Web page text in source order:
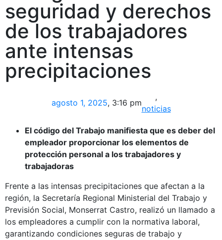
seguridad y derechos
de los trabajadores
ante intensas
precipitaciones
agosto 1, 2025, 3:16 pm
,
noticias
El código del Trabajo manifiesta que es deber del
empleador proporcionar los elementos de
protección personal a los trabajadores y
trabajadoras
Frente a las intensas precipitaciones que afectan a la
región, la Secretaría Regional Ministerial del Trabajo y
Previsión Social, Monserrat Castro, realizó un llamado a
los empleadores a cumplir con la normativa laboral,
garantizando condiciones seguras de trabajo y